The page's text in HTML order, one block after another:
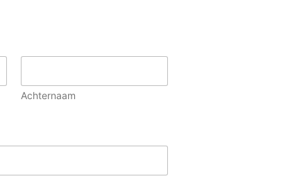
Achternaam